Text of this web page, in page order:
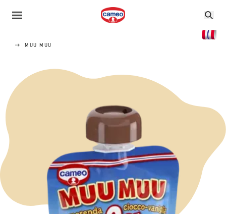
MUU MUU